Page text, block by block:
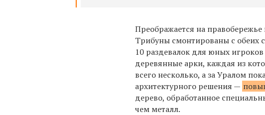
Преображается на
Трибуны смонтированы с обеих
10 раздевалок для юных игроков
деревянные арки, каждая из
всего несколько, а за Уралом
архитектурного решения —
дерево, обработанное
чем металл.